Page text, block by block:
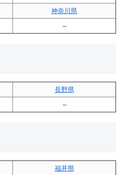
神奈川県
–
長野県
–
福井県